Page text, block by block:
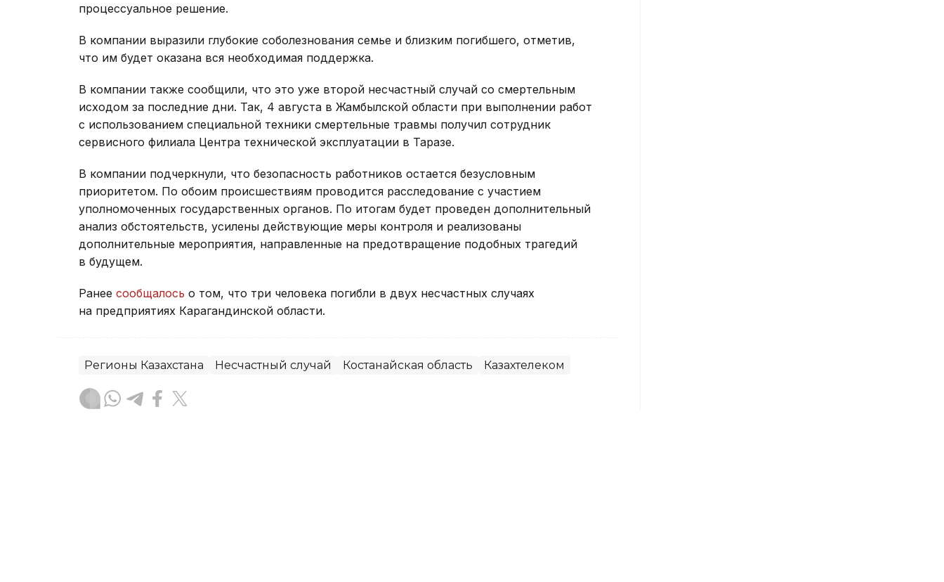
процессуальное решение.
В компании выразили глубокие соболезнования семье и близким погибшего, отметив,
что им будет оказана вся необходимая поддержка.
В компании также сообщили, что это уже второй несчастный случай со смертельным
исходом за последние дни. Так, 4 августа в Жамбылской области при выполнении работ
с использованием специальной техники смертельные травмы получил сотрудник
сервисного филиала Центра технической эксплуатации в Таразе.
В компании подчеркнули, что безопасность работников остается безусловным
приоритетом. По обоим происшествиям проводится расследование с участием
уполномоченных государственных органов. По итогам будет проведен дополнительный
анализ обстоятельств, усилены действующие меры контроля и реализованы
дополнительные мероприятия, направленные на предотвращение подобных трагедий
в будущем.
Ранее сообщалось о том, что три человека погибли в двух несчастных случаях
на предприятиях Карагандинской области.
Регионы Казахстана Несчастный случай Костанайская область Казахтелеком